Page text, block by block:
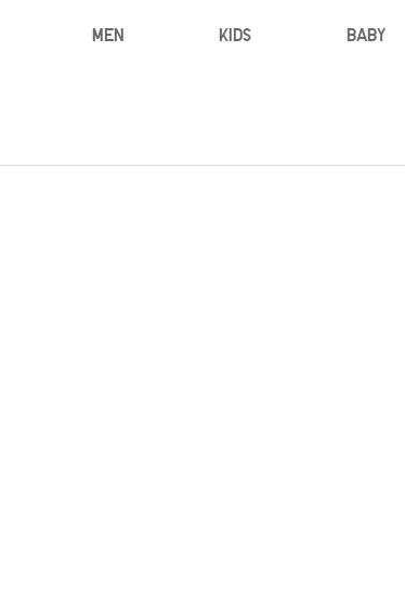
MEN KIDS BABY